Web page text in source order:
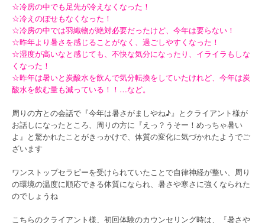
☆冷房の中でも足先が冷えなくなった！
☆冷えのぼせもなくなった！
☆冷房の中では羽織物が絶対必要だったけど、今年は要らない！
☆昨年より暑さを感じることがなく、過ごしやすくなった！
☆湿度が高いなと感じても、不快な気分になったり、イライラもしな
くなった！
☆昨年は暑いと炭酸水を飲んで気分転換をしていたけれど、今年は炭
酸水を飲む量も減っている！！…など。
周りの方との会話で『今年は暑さがましやね♪』とクライアント様が
お話しになったところ、周りの方に『えっ？うそー！めっちゃ暑い
よ』と驚かれたことがきっかけで、体質の変化に気づかれたようでご
ざいます
ワンストップセラピーを受けられていたことで自律神経が整い、周り
の環境の温度に順応できる体質になられ、暑さや寒さに強くなられた
のでしょうね
こちらのクライアント様、初回体験のカウンセリング時は、『暑さや